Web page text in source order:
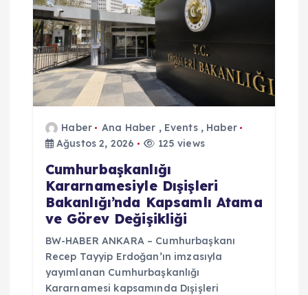
Haber Ana Haber , Events, Haber
Ağustos 2, 2026
125 views
Cumhurbaşkanlığı
Kararnamesiyle Dışişleri
Bakanlığı’nda Kapsamlı Atama
ve Görev Değişikliği
BW-HABER ANKARA – Cumhurbaşkanı
Recep Tayyip Erdoğan’ın imzasıyla
yayımlanan Cumhurbaşkanlığı
Kararnamesi kapsamında Dışişleri